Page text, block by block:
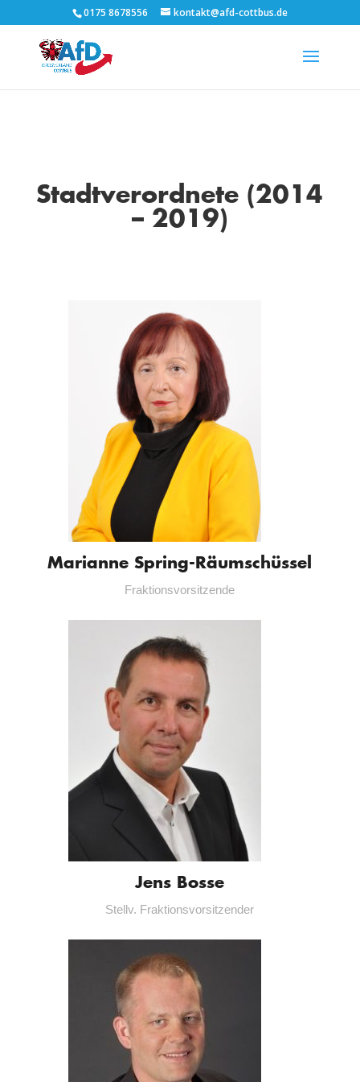
0175 8678556 kontakt@afd-cottbus.de
Stadtverordnete (2014
– 2019)
Marianne Spring-Räumschüssel
Fraktionsvorsitzende
Jens Bosse
Stellv. Fraktionsvorsitzender